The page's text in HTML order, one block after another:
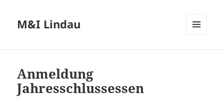
M&I Lindau
Anmeldung
Jahresschlussessen